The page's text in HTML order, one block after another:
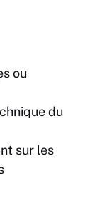
ou
du
sur les